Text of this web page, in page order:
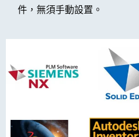
件，無須手動設置。